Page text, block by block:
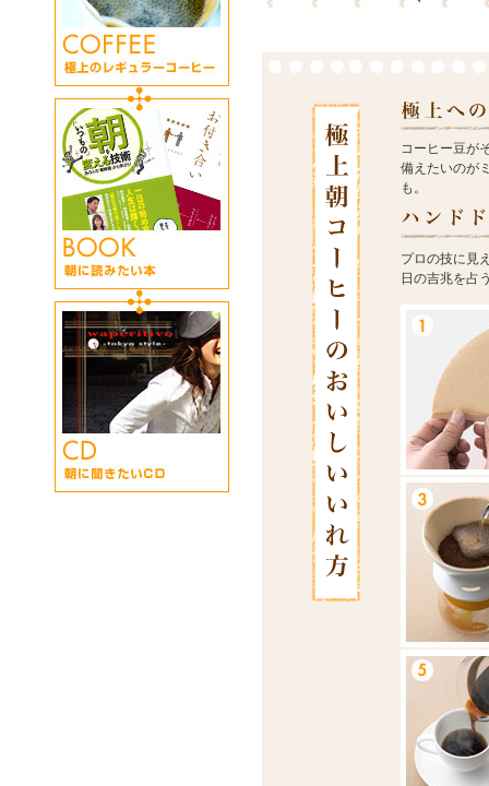
コーヒー豆が
備えたいのが
も。
プロの技に見
日の吉兆を占